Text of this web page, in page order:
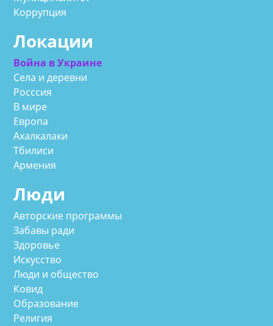
Коррупция
Локации
Война в Украине
Села и деревни
Росссия
В мире
Европа
Ахалкалаки
Тбилиси
Армения
Люди
Авторские программы
Забавы ради
Здоровье
Искусство
Люди и общество
Ковид
Образование
Религия